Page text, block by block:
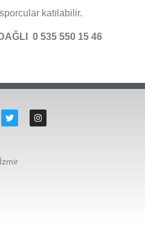
katılabilir.
0 535 550 15 46